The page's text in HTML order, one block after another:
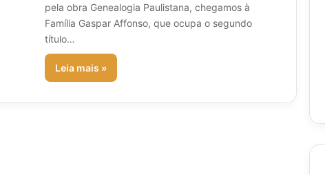
pela obra Genealogia Paulistana, chegamos à
Família Gaspar Affonso, que ocupa o segundo
título…
Leia mais »